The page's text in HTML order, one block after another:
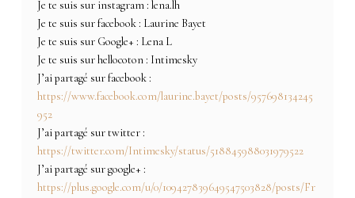
Je te suis sur instagram : lena.lh
Je te suis sur facebook : Laurine Bayet
Je te suis sur Google+ : Lena L
Je te suis sur hellocoton : Intimesky
J’ai partagé sur facebook :
https://www.facebook.com/laurine.bayet/posts/957698134245
952
J’ai partagé sur twitter :
https://twitter.com/Intimesky/status/518845988031979522
J’ai partagé sur google+ :
https://plus.google.com/u/0/109427839649547503828/posts/Fr